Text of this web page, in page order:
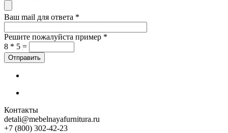
Ваш mail для ответа *
Решите пожалуйста пример *
8 * 5 =
Контакты
detali@mebelnayafurnitura.ru
+7 (800) 302-42-23